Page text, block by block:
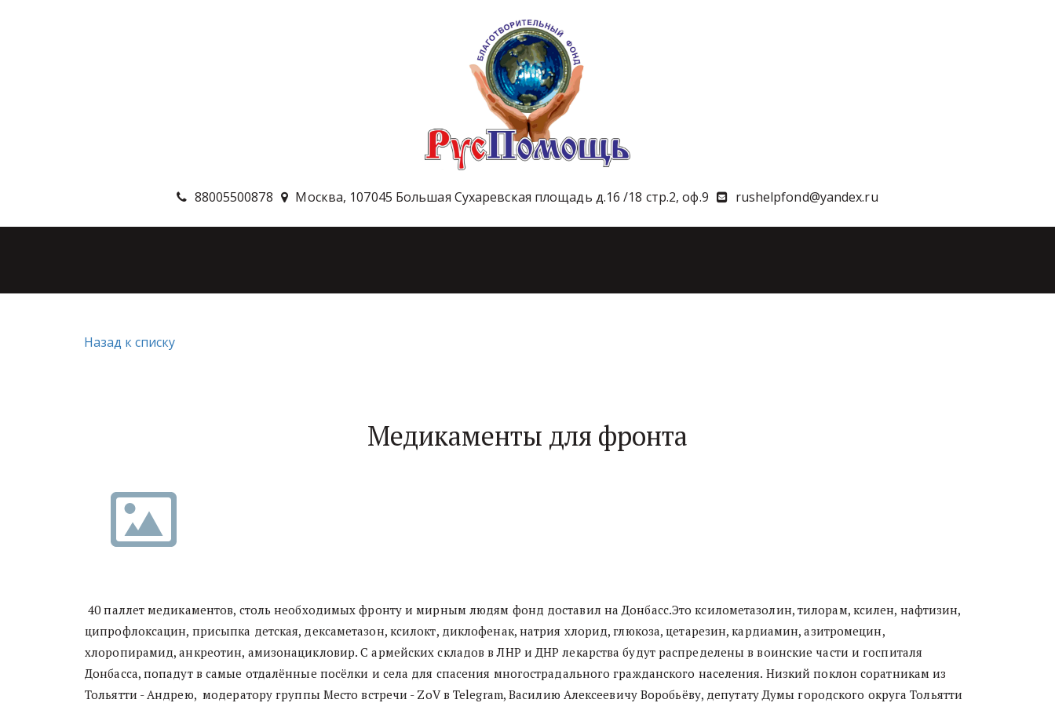
88005500878 Москва, 107045 Большая Сухаревская площадь д.16 /18 стр.2, оф.9 rushelpfond@yandex.ru
Назад к списку
Медикаменты для фронта
40 паллет медикаментов, столь необходимых фронту и мирным людям фонд доставил на Донбасс.Это ксилометазолин, тилорам, ксилен, нафтизин,
ципрофлоксацин, присыпка детская, дексаметазон, ксилокт, диклофенак, натрия хлорид, глюкоза, цетарезин, кардиамин, азитромецин,
хлоропирамид, анкреотин, амизонацикловир. С армейских складов в ЛНР и ДНР лекарства будут распределены в воинские части и госпиталя
Донбасса, попадут в самые отдалённые посёлки и села для спасения многострадального гражданского населения. Низкий поклон соратникам из
Тольятти - Андрею, модератору группы Место встречи - ZoV в Telegram, Василию Алексеевичу Воробьёву, депутату Думы городского округа Тольятти